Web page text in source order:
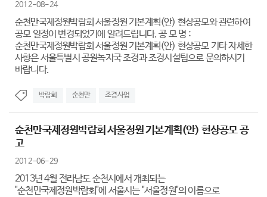
2012-08-24
순천만국제정원박람회 서울정원 기본계획(안) 현상공모와 관련하여
공모 일정이 변경되었기에 알려드립니다. 공 모 명 :
순천만국제정원박람회 서울정원 기본계획(안) 현상공모 기타 자세한
사항은 서울특별시 공원녹지국 조경과 조경시설팀으로 문의하시기
바랍니다.
박람회 순천만 조경사업
순천만국제정원박람회 서울정원 기본계획(안) 현상공모 공
고
2012-06-29
2013년 4월 전라남도 순천시에서 개최되는
"순천만국제정원박람회"에 서울시는 "서울정원"의 이름으로